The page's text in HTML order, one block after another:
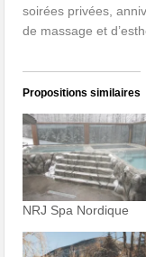
soirées privées,
de massage et
Propositions similaires
NRJ Spa Nordique